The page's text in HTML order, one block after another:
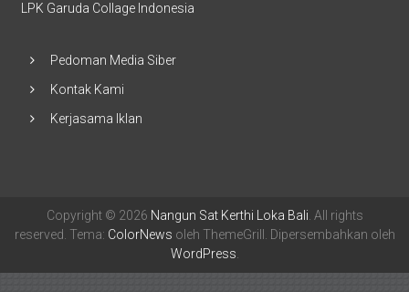
LPK Garuda Collage Indonesia
Pedoman Media Siber
Kontak Kami
Kerjasama Iklan
Copyright © 2026 Nangun Sat Kerthi Loka Bali . All rights
reserved. Tema: ColorNews oleh ThemeGrill. Dipersembahkan oleh
WordPress